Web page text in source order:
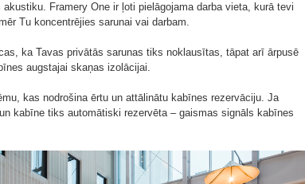
Framery One ir ļoti pielāgojama darba vieta, kurā tevi
Tu koncentrējies sarunai vai darbam.
ka Tavas privātās sarunas tiks noklausītas, tāpat arī ārpusē
augstajai skaņas izolācijai.
kas nodrošina ērtu un attālinātu kabīnes rezervāciju. Ja
kabīne tiks automātiski rezervēta – gaismas signāls kabīnes